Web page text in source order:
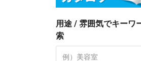
用途 / 雰囲気でキーワ
索